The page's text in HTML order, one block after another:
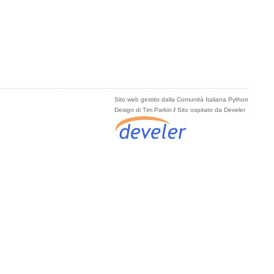
Sito web gestito dalla Comunità Italiana Python
Design di Tim Parkin /Sito ospitato da Develer